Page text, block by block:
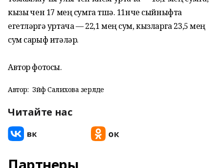
кызы өчен 17 мең сумга төшә. 11нче сыйныфта
егетләргә уртача — 22,1 мең сум, кызларга 23,5 мең
сум сарыф итәләр.
Автор фотосы.
Автор: Зәйфә Салихова әзерләде
Читайте нас